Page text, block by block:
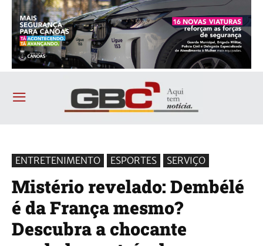
ENTRETENIMENTO ESPORTES SERVIÇO
Mistério revelado: Dembélé
é da França mesmo?
Descubra a chocante